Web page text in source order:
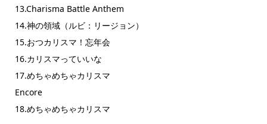
13.Charisma Battle Anthem
14.神の領域（ルビ：リージョン）
15.おつカリスマ！忘年会
16.カリスマっていいな
17.めちゃめちゃカリスマ
Encore
18.めちゃめちゃカリスマ